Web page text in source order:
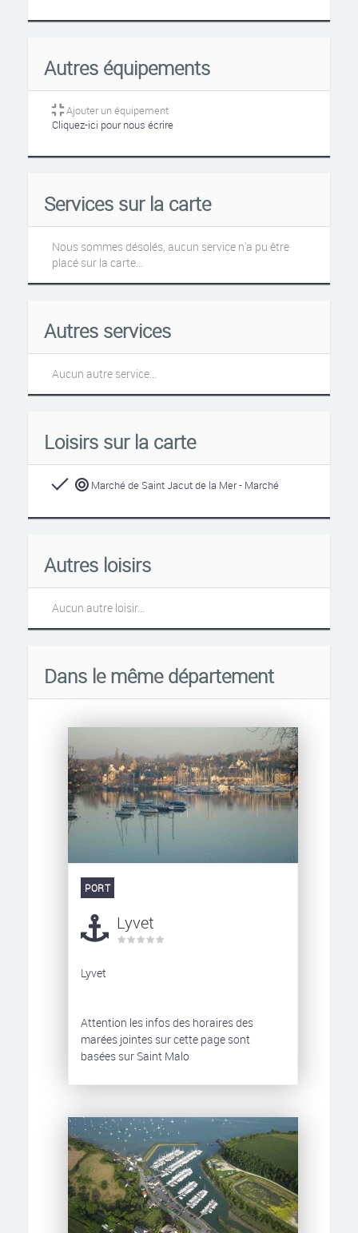
Autres équipements
Ajouter un équipement
Cliquez-ici pour nous écrire
Services sur la carte
Nous sommes désolés, aucun service n'a pu être
placé sur la carte...
Autres services
Aucun autre service...
Loisirs sur la carte
Marché de Saint Jacut de la Mer - Marché
Autres loisirs
Aucun autre loisir...
Dans le même département
PORT
Lyvet
Lyvet
Attention les infos des horaires des
marées jointes sur cette page sont
basées sur Saint Malo